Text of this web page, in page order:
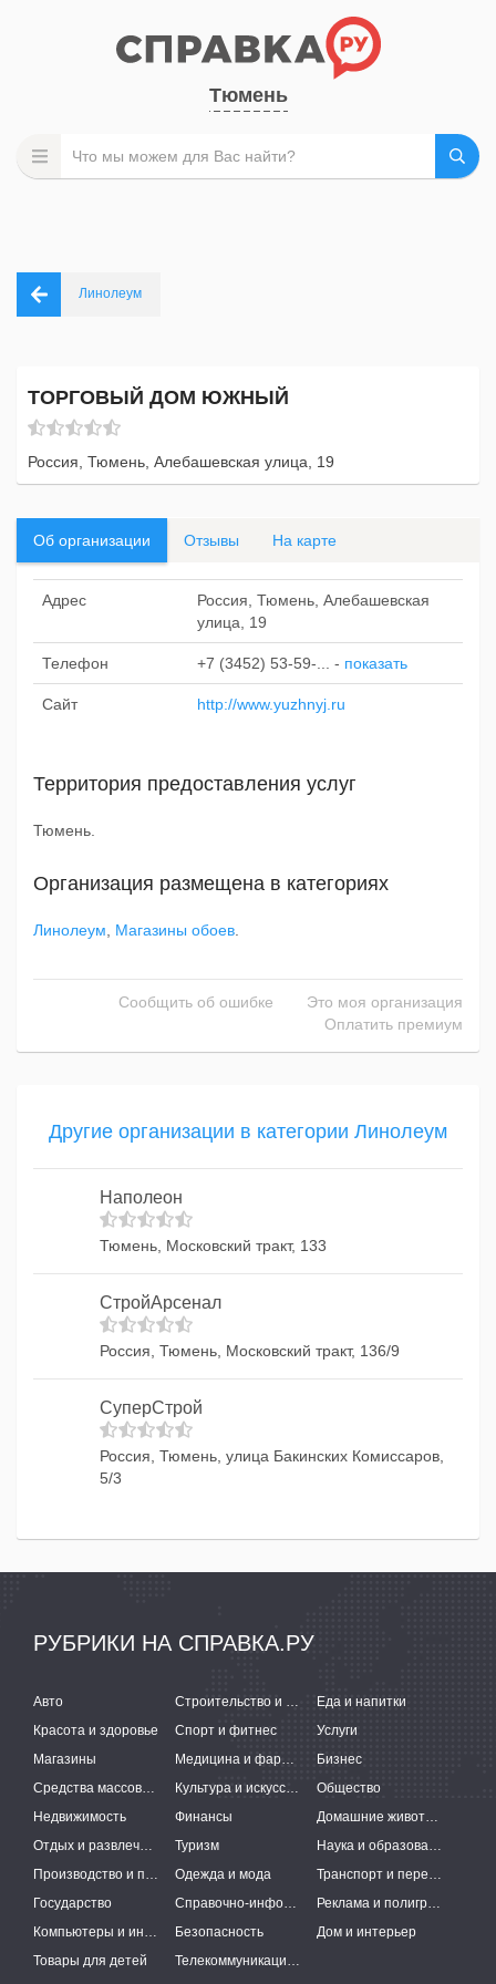
Тюмень
Линолеум
ТОРГОВЫЙ ДОМ ЮЖНЫЙ
Россия, Тюмень, Алебашевская улица, 19
Об организации Отзывы На карте
Адрес
Россия, Тюмень, Алебашевская
улица, 19
Телефон +7 (3452) 53-59-... - показать
Сайт http://www.yuzhnyj.ru
Территория предоставления услуг
Тюмень.
Организация размещена в категориях
Линолеум Магазины обоев
Сообщить об ошибке
Это моя организация
Оплатить премиум
Другие организации в категории Линолеум
Наполеон
Тюмень, Московский тракт, 133
СтройАрсенал
Россия, Тюмень, Московский тракт, 136/9
СуперСтрой
Россия, Тюмень, улица Бакинских Комиссаров,
5/3
РУБРИКИ НА СПРАВКА.РУ
Авто Строительство и ремонт
Еда и напитки
Красота и здоровье
Спорт и фитнес
Услуги
Магазины
Медицина и фармацевтика
Бизнес
Средства массовой информации
Культура и искусство
Общество
Недвижимость
Финансы
Домашние животные
Отдых и развлечения
Туризм
Наука и образование
Производство и поставки
Одежда и мода
Транспорт и перевозки
Государство
Справочно-информационные системы
Реклама и полиграфия
Компьютеры и интернет
Безопасность
Дом и интерьер
Товары для детей
Телекоммуникации и связь